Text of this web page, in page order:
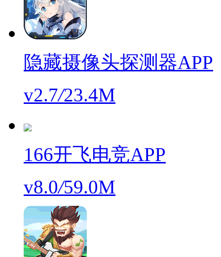
隐藏摄像头探测器APP
v2.7/23.4M
166开飞电竞APP
v8.0/59.0M